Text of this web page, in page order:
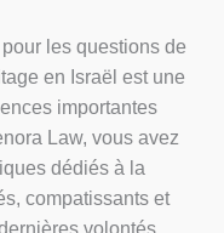
les questions de
en Israël est une
importantes
Law, vous avez
dédiés à la
compatissants et